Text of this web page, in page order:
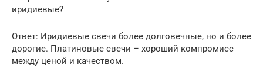
иридиевые?
Ответ: Иридиевые свечи более долговечные, но и более
дорогие. Платиновые свечи – хороший компромисс
между ценой и качеством.